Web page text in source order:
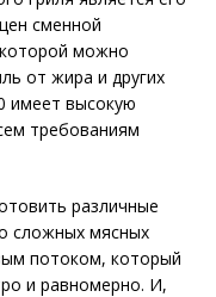
сменной
можно
от жира и других
имеет высокую
требованиям
различные
сложных мясных
потоком, который
и равномерно. И,